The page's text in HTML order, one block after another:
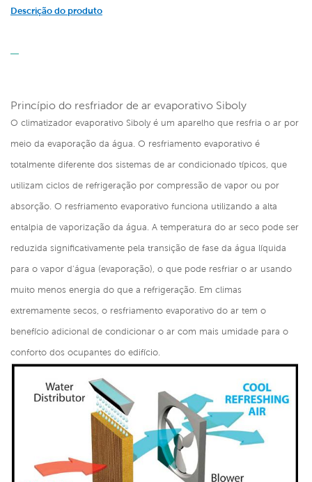
Descrição do produto
Princípio do resfriador de ar evaporativo Siboly
O climatizador evaporativo Siboly é um aparelho que resfria o ar por
meio da evaporação da água. O resfriamento evaporativo é
totalmente diferente dos sistemas de ar condicionado típicos, que
utilizam ciclos de refrigeração por compressão de vapor ou por
absorção. O resfriamento evaporativo funciona utilizando a alta
entalpia de vaporização da água. A temperatura do ar seco pode ser
reduzida significativamente pela transição de fase da água líquida
para o vapor d'água (evaporação), o que pode resfriar o ar usando
muito menos energia do que a refrigeração. Em climas
extremamente secos, o resfriamento evaporativo do ar tem o
benefício adicional de condicionar o ar com mais umidade para o
conforto dos ocupantes do edifício.